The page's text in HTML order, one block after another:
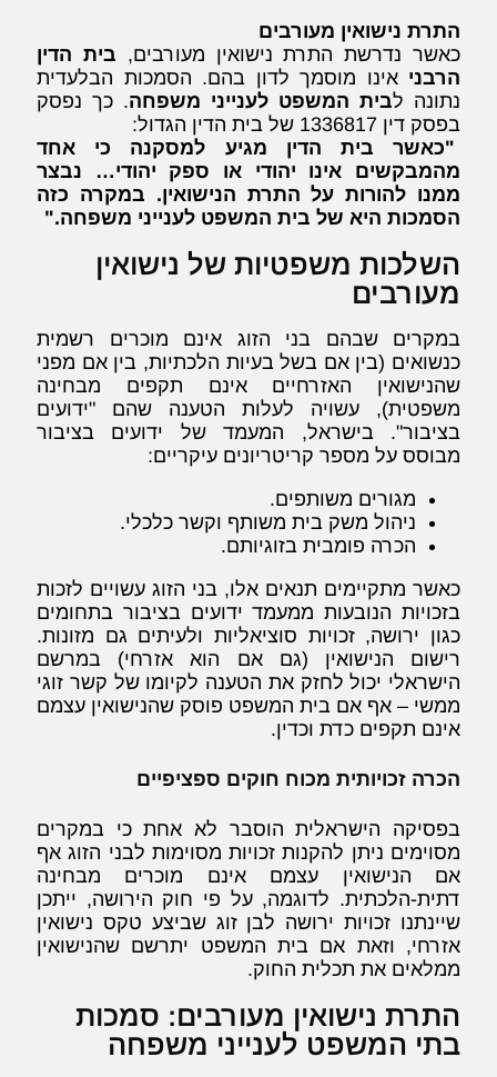
התרת נישואין מעורבים
כאשר נדרשת התרת נישואין מעורבים, בית הדין
הרבני אינו מוסמך לדון בהם. הסמכות הבלעדית
נתונה לבית המשפט לענייני משפחה. כך נפסק
בפסק דין 1336817 של בית הדין הגדול:
"כאשר בית הדין מגיע למסקנה כי אחד
מהמבקשים אינו יהודי או ספק יהודי… נבצר
ממנו להורות על התרת הנישואין. במקרה כזה
הסמכות היא של בית המשפט לענייני משפחה."
השלכות משפטיות של נישואין
מעורבים
במקרים שבהם בני הזוג אינם מוכרים רשמית
כנשואים (בין אם בשל בעיות הלכתיות, בין אם מפני
שהנישואין האזרחיים אינם תקפים מבחינה
משפטית), עשויה לעלות הטענה שהם "ידועים
בציבור". בישראל, המעמד של ידועים בציבור
מבוסס על מספר קריטריונים עיקריים:
מגורים משותפים.
ניהול משק בית משותף וקשר כלכלי.
הכרה פומבית בזוגיותם.
כאשר מתקיימים תנאים אלו, בני הזוג עשויים לזכות
בזכויות הנובעות ממעמד ידועים בציבור בתחומים
כגון ירושה, זכויות סוציאליות ולעיתים גם מזונות.
רישום הנישואין (גם אם הוא אזרחי) במרשם
הישראלי יכול לחזק את הטענה לקיומו של קשר זוגי
ממשי – אף אם בית המשפט פוסק שהנישואין עצמם
אינם תקפים כדת וכדין.
הכרה זכויותית מכוח חוקים ספציפיים
בפסיקה הישראלית הוסבר לא אחת כי במקרים
מסוימים ניתן להקנות זכויות מסוימות לבני הזוג אף
אם הנישואין עצמם אינם מוכרים מבחינה
דתית-הלכתית. לדוגמה, על פי חוק הירושה, ייתכן
שיינתנו זכויות ירושה לבן זוג שביצע טקס נישואין
אזרחי, וזאת אם בית המשפט יתרשם שהנישואין
ממלאים את תכלית החוק.
התרת נישואין מעורבים: סמכות
בתי המשפט לענייני משפחה